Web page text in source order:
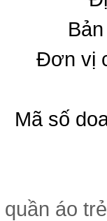
Đơn vị
Mã số
quần áo